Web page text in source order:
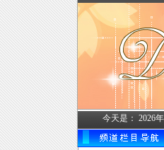
今天是： 2026